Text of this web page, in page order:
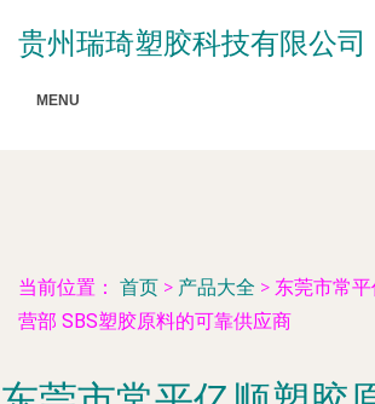
贵州瑞琦塑胶科技有限公司
MENU
当前位置： 首页 > 产品大全 > 东莞市常
营部 SBS塑胶原料的可靠供应商